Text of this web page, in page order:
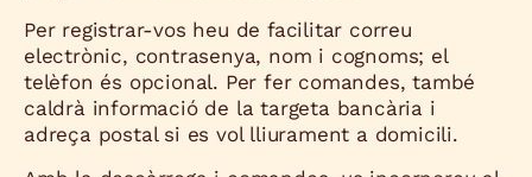
Per registrar-vos heu de facilitar correu
electrònic, contrasenya, nom i cognoms; el
telèfon és opcional. Per fer comandes, també
caldrà informació de la targeta bancària i
adreça postal si es vol lliurament a domicili.